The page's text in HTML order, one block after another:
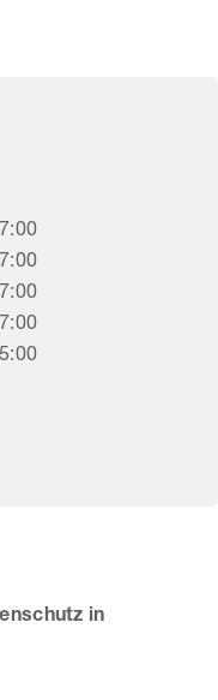
in